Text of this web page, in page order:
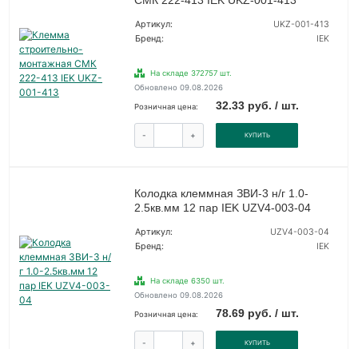
Артикул:
UKZ-001-413
Бренд:
IEK
На складе 372757 шт.
Обновлено 09.08.2026
Розничная цена: 32.33 руб. / шт.
- + КУПИТЬ
Колодка клеммная ЗВИ-3 н/г 1.0-
2.5кв.мм 12 пар IEK UZV4-003-04
Артикул:
UZV4-003-04
Бренд:
IEK
На складе 6350 шт.
Обновлено 09.08.2026
Розничная цена: 78.69 руб. / шт.
- + КУПИТЬ